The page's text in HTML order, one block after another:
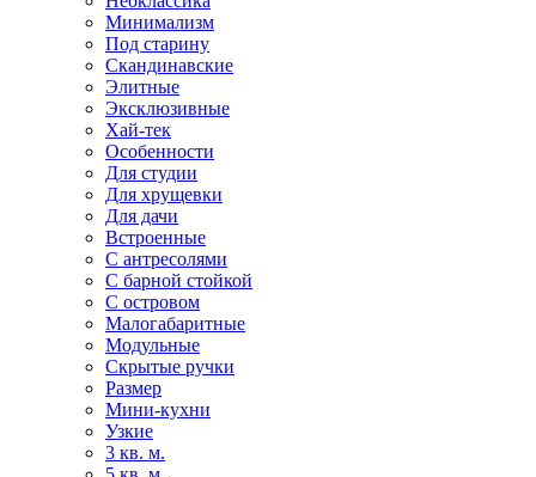
Минимализм
Под старину
Скандинавские
Элитные
Эксклюзивные
Хай-тек
Особенности
Для студии
Для хрущевки
Для дачи
Встроенные
С антресолями
С барной стойкой
С островом
Малогабаритные
Модульные
Скрытые ручки
Размер
Мини-кухни
Узкие
3 кв. м.